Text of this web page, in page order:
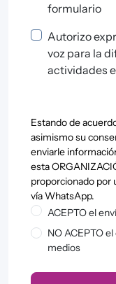
formulario
Autorizo
voz para la
actividades
Estando de
asimismo su
enviarle
esta
proporcionado por
vía WhatsApp.
ACEPTO el
NO ACEPTO
medios